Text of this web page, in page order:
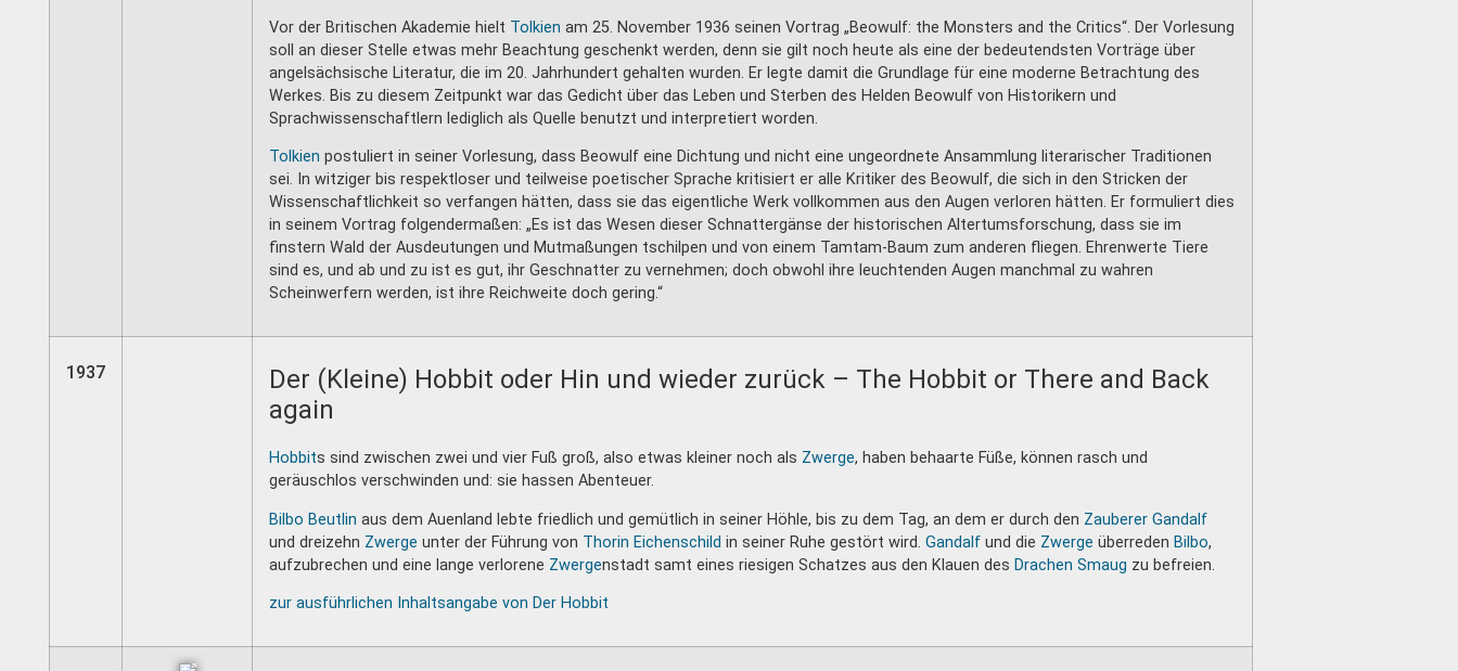
Vor der Britischen Akademie hielt Tolkien am 25. November 1936 seinen Vortrag „Beowulf: the Monsters and the Critics“. Der Vorlesung
soll an dieser Stelle etwas mehr Beachtung geschenkt werden, denn sie gilt noch heute als eine der bedeutendsten Vorträge über
angelsächsische Literatur, die im 20. Jahrhundert gehalten wurden. Er legte damit die Grundlage für eine moderne Betrachtung des
Werkes. Bis zu diesem Zeitpunkt war das Gedicht über das Leben und Sterben des Helden Beowulf von Historikern und
Sprachwissenschaftlern lediglich als Quelle benutzt und interpretiert worden.
Tolkien postuliert in seiner Vorlesung, dass Beowulf eine Dichtung und nicht eine ungeordnete Ansammlung literarischer Traditionen
sei. In witziger bis respektloser und teilweise poetischer Sprache kritisiert er alle Kritiker des Beowulf, die sich in den Stricken der
Wissenschaftlichkeit so verfangen hätten, dass sie das eigentliche Werk vollkommen aus den Augen verloren hätten. Er formuliert dies
in seinem Vortrag folgendermaßen: „Es ist das Wesen dieser Schnattergänse der historischen Altertumsforschung, dass sie im
finstern Wald der Ausdeutungen und Mutmaßungen tschilpen und von einem Tamtam-Baum zum anderen fliegen. Ehrenwerte Tiere
sind es, und ab und zu ist es gut, ihr Geschnatter zu vernehmen; doch obwohl ihre leuchtenden Augen manchmal zu wahren
Scheinwerfern werden, ist ihre Reichweite doch gering.“
1937
Der (Kleine) Hobbit oder Hin und wieder zurück – The Hobbit or There and Back
again
Hobbits sind zwischen zwei und vier Fuß groß, also etwas kleiner noch als Zwerge, haben behaarte Füße, können rasch und
geräuschlos verschwinden und: sie hassen Abenteuer.
Bilbo Beutlin aus dem Auenland lebte friedlich und gemütlich in seiner Höhle, bis zu dem Tag, an dem er durch den Zauberer Gandalf
und dreizehn Zwerge unter der Führung von Thorin Eichenschild in seiner Ruhe gestört wird. Gandalf und die Zwerge überreden Bilbo,
aufzubrechen und eine lange verlorene Zwergenstadt samt eines riesigen Schatzes aus den Klauen des Drachen Smaug zu befreien.
zur ausführlichen Inhaltsangabe von Der Hobbit